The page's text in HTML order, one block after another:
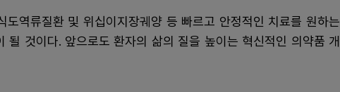
도역류질환 및 위십이지장궤양 등 빠르고 안정적인 치료를 원하는
될 것이다. 앞으로도 환자의 삶의 질을 높이는 혁신적인 의약품 개